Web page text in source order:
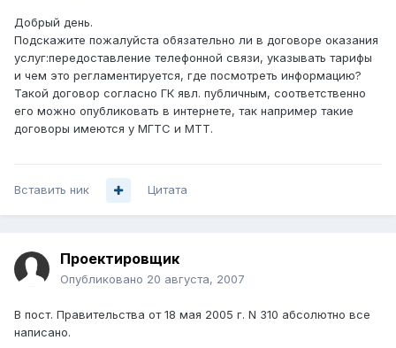
Добрый день.
Подскажите пожалуйста обязательно ли в договоре оказания
услуг:передоставление телефонной связи, указывать тарифы
и чем это регламентируется, где посмотреть информацию?
Такой договор согласно ГК явл. публичным, соответственно
его можно опубликовать в интернете, так например такие
договоры имеются у МГТС и МТТ.
Вставить ник Цитата
Проектировщик
Опубликовано 20 августа, 2007
В пост. Правительства от 18 мая 2005 г. N 310 абсолютно все
написано.